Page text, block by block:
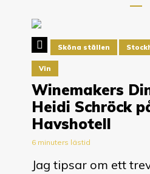
Sköna ställen
Vin
Winemakers
Heidi Schröck
Havshotell
6 minuters lästid
Jag tipsar om ett